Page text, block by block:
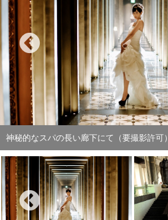
ロビー下よりボード・ルームへの階段に続く